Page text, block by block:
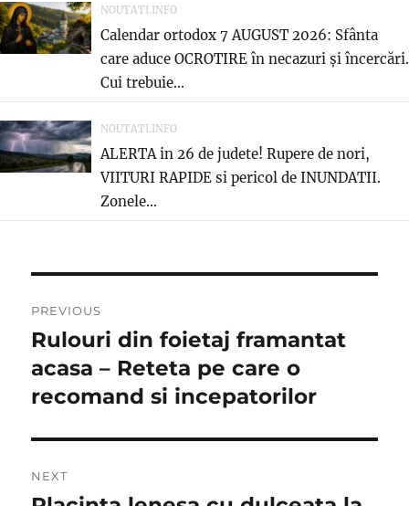
NOUTATI.INFO
Calendar ortodox 7 AUGUST 2026: Sfânta
care aduce OCROTIRE în necazuri și încercări.
Cui trebuie...
NOUTATI.INFO
ALERTA in 26 de judete! Rupere de nori,
VIITURI RAPIDE si pericol de INUNDATII.
Zonele...
navigation
PREVIOUS
Previous
post:
Rulouri din foietaj framantat
acasa – Reteta pe care o
recomand si incepatorilor
NEXT